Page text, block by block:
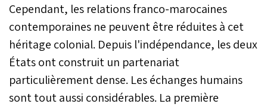
Cependant, les relations franco-marocaines
contemporaines ne peuvent être réduites à cet
héritage colonial. Depuis l'indépendance, les deux
États ont construit un partenariat
particulièrement dense. Les échanges humains
sont tout aussi considérables. La première